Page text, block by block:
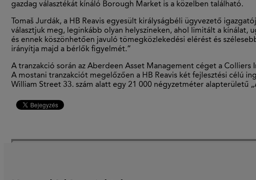
gazdag választékát kínáló Borough Market is a közelben található.
Tomaš Jurdák, a HB Reavis egyesült királyságbéli ügyvezető
választjuk meg, leginkább olyan helyszíneken, ahol limitált a kínálat,
és ennek köszönhetően javuló tömegközlekedési elérést és
irányítja majd a bérlők figyelmét.”
A tranzakció során az Aberdeen Asset Management céget a
A mostani tranzakciót megelőzően a HB Reavis két fejlesztési célú
William Street 33. szám alatt egy 21 000 négyzetméter alapterületű